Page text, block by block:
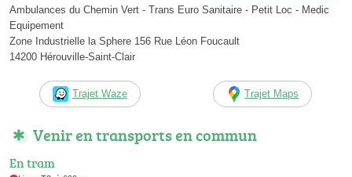
Ambulances du Chemin Vert - Trans Euro Sanitaire - Petit Loc - Medic
Equipement
Zone Industrielle la Sphere 156 Rue Léon Foucault
14200 Hérouville-Saint-Clair
Trajet Waze Trajet Maps
Venir en transports en commun
En tram